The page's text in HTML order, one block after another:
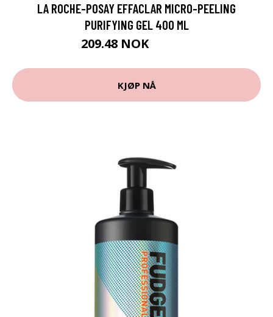
LA ROCHE-POSAY EFFACLAR MICRO-PEELING
PURIFYING GEL 400 ML
209.48 NOK
KJØP NÅ